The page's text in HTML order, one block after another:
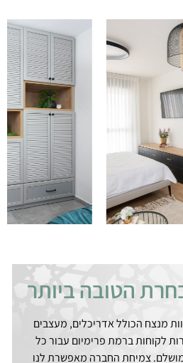
הטובה ביותר
מנצח הכולל אדריכלים, מעצבים
לקוחות ברמת פרימיום עבור כל
מושלם. צמיחת החברה מאפשרת לנו